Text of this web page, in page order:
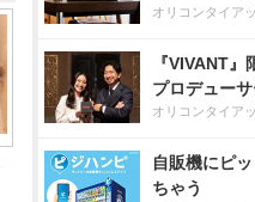
オリコンタイア
『VIVANT』
プロデュー
オリコンタイア
自販機にピ
ちゃう